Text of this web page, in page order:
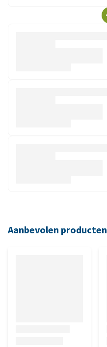
Aanbevolen producten